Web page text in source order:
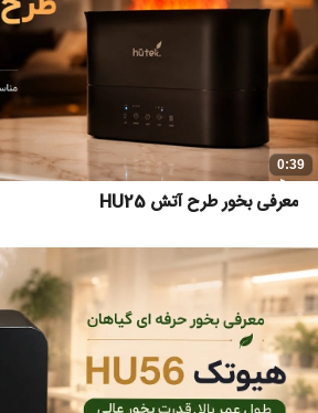
0:39
معرفی بخور طرح آتش HU25